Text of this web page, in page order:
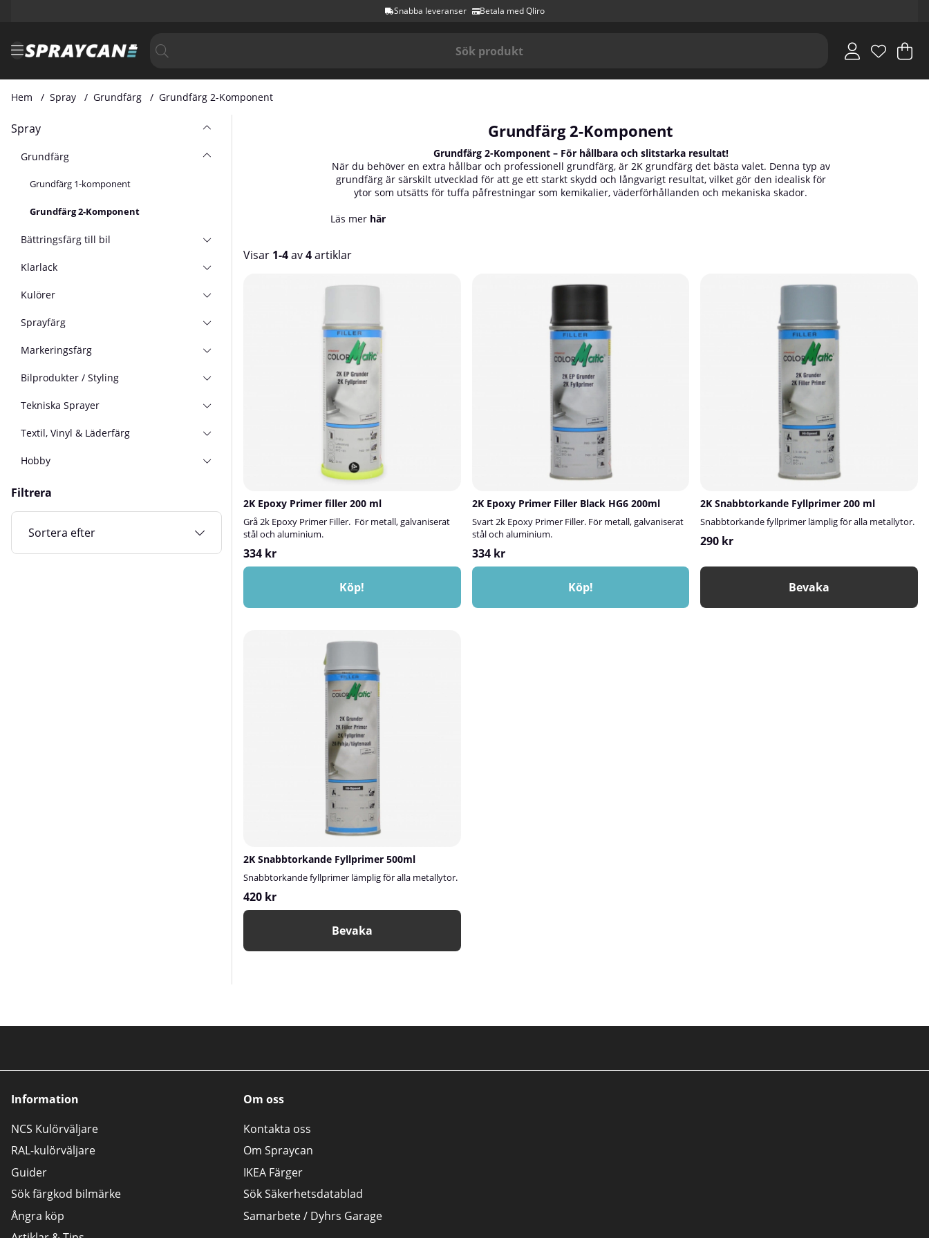
Snabba leveranser Betala med Qliro
.
Hem Spray Grundfärg Grundfärg 2-Komponent
Spray
Grundfärg
Grundfärg 1-komponent
Grundfärg 2-Komponent
Bättringsfärg till bil
Klarlack
Kulörer
Sprayfärg
Markeringsfärg
Bilprodukter / Styling
Tekniska Sprayer
Textil, Vinyl & Läderfärg
Hobby
Filtrera
Sortera efter
Grundfärg 2-Komponent
Grundfärg 2-Komponent – För hållbara och slitstarka resultat!
När du behöver en extra hållbar och professionell grundfärg, är 2K grundfärg det bästa valet. Denna typ av
grundfärg är särskilt utvecklad för att ge ett starkt skydd och långvarigt resultat, vilket gör den idealisk för
ytor som utsätts för tuffa påfrestningar som kemikalier, väderförhållanden och mekaniska skador.
Läs mer här
Visar 1-4av4artiklar
2K Epoxy Primer filler 200 ml
Grå 2k Epoxy Primer Filler. För metall, galvaniserat
stål och aluminium.
334 kr
Köp!
2K Epoxy Primer Filler Black HG6 200ml
Svart 2k Epoxy Primer Filler. För metall, galvaniserat
stål och aluminium.
334 kr
Köp!
2K Snabbtorkande Fyllprimer 200 ml
Snabbtorkande fyllprimer lämplig för alla metallytor.
290 kr
Bevaka
2K Snabbtorkande Fyllprimer 500ml
Snabbtorkande fyllprimer lämplig för alla metallytor.
420 kr
Bevaka
Information
NCS Kulörväljare
RAL-kulörväljare
Guider
Sök färgkod bilmärke
Ångra köp
Om oss
Kontakta oss
Om Spraycan
IKEA Färger
Sök Säkerhetsdatablad
Samarbete / Dyhrs Garage